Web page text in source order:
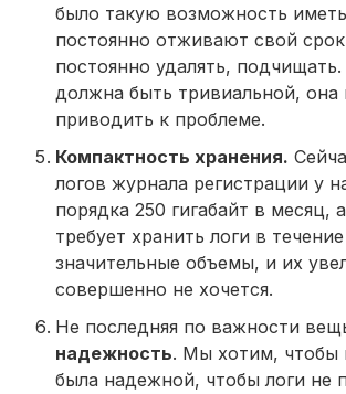
было такую возможность иметь
постоянно отживают свой
постоянно удалять,
должна быть тривиальной, она
приводить к проблеме.
Компактность хранения.
логов журнала регистрации у
порядка 250 гигабайт в месяц,
требует хранить логи в
значительные объемы, и их
совершенно не хочется.
Не последняя по важности
надежность. Мы хотим, чтобы
была надежной, чтобы логи не